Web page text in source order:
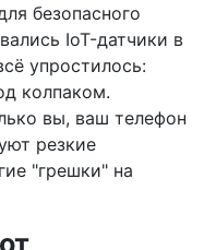
безопасного
IoT-датчики в
упростилось:
колпаком.
вы, ваш телефон
резкие
"грешки" на